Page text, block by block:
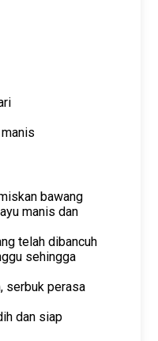
bawang
manis dan
telah dibancuh
sehingga
serbuk perasa
dan siap